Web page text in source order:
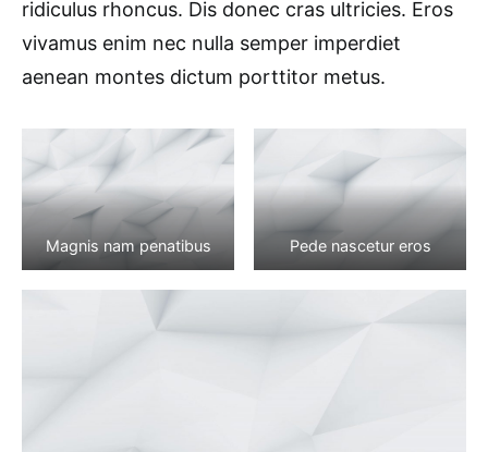
ridiculus rhoncus. Dis donec cras ultricies. Eros
vivamus enim nec nulla semper imperdiet
aenean montes dictum porttitor metus.
Magnis nam penatibus Pede nascetur eros